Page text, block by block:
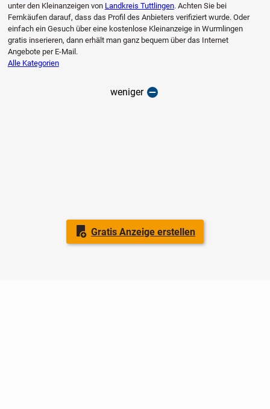
Gratis Anzeige erstellen
unter den Kleinanzeigen von Landkreis Tuttlingen. Achten Sie bei
Fernkäufen darauf, dass das Profil des Anbieters verifiziert wurde. Oder
einfach ein Gesuch über eine kostenlose Kleinanzeige in Wurmlingen
gratis inserieren, dann erhält man ganz bequem über das Internet
Angebote per E-Mail.
Alle Kategorien
weniger